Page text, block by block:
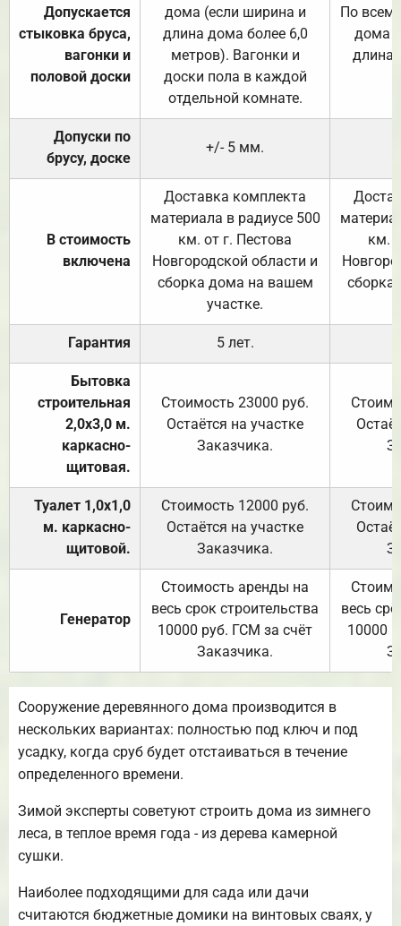
Допускается
стыковка бруса,
вагонки и
половой доски
дома (если ширина и
длина дома более 6,0
метров). Вагонки и
доски пола в каждой
отдельной комнате.
По
дома
длина
Допуски по
брусу, доске
+/- 5 мм.
В стоимость
включена
Доставка комплекта
материала в радиусе 500
км. от г. Пестова
Новгородской области и
сборка дома на вашем
участке.
км.
Гарантия 5 лет.
Бытовка
строительная
2,0х3,0 м.
каркасно-
щитовая.
Стоимость 23000 руб.
Остаётся на участке
Заказчика.
Туалет 1,0х1,0
м. каркасно-
щитовой.
Стоимость 12000 руб.
Остаётся на участке
Заказчика.
Генератор
Стоимость аренды на
весь срок строительства
10000 руб. ГСМ за счёт
Заказчика.
весь
10000
Сооружение деревянного дома производится в
нескольких вариантах: полностью под ключ и под
усадку, когда сруб будет отстаиваться в течение
определенного времени.
Зимой эксперты советуют строить дома из зимнего
леса, в теплое время года - из дерева камерной
сушки.
Наиболее подходящими для сада или дачи
считаются бюджетные домики на винтовых сваях, у